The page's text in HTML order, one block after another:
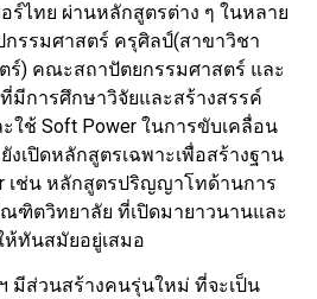
ร์ไทย ผ่านหลักสูตรต่าง ๆ ในหลาย
รรมศาสตร์ ครุศิลป์(สาขาวิชา
) คณะสถาปัตยกรรมศาสตร์ และ
การศึกษาวิจัยและสร้างสรรค์
ใช้ Soft Power ในการขับเคลื่อน
เปิดหลักสูตรเฉพาะเพื่อสร้างฐาน
เช่น หลักสูตรปริญญาโทด้านการ
ฑิตวิทยาลัย ที่เปิดมายาวนานและ
ทันสมัยอยู่เสมอ
มีส่วนสร้างคนรุ่นใหม่ ที่จะเป็น